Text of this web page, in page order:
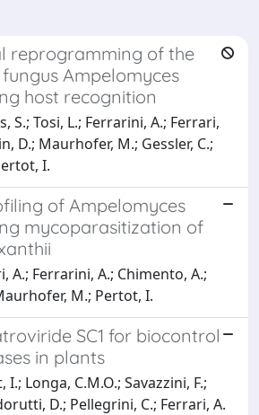
reprogramming of the
Ampelomyces
host recognition
S.; Tosi, L.; Ferrarini, A.; Ferrari,
D.; Maurhofer, M.; Gessler, C.;
I.
of Ampelomyces
mycoparasitization of
A.; Ferrarini, A.; Chimento, A.;
M.; Pertot, I.
SC1 for biocontrol
in plants
Longa, C.M.O.; Savazzini, F.;
D.; Pellegrini, C.; Ferrari, A.